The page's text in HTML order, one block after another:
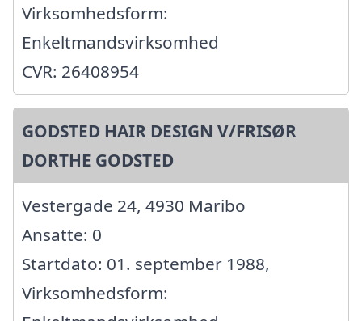
Virksomhedsform:
Enkeltmandsvirksomhed
CVR: 26408954
GODSTED HAIR DESIGN V/FRISØR
DORTHE GODSTED
Vestergade 24, 4930 Maribo
Ansatte: 0
Startdato: 01. september 1988,
Virksomhedsform: